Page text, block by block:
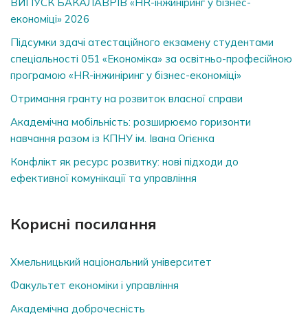
економіці» 2026
Підсумки здачі атестаційного екзамену студентами
спеціальності 051 «Економіка» за освітньо-професійною
програмою «HR-інжиніринг у бізнес-економіці»
Отримання гранту на розвиток власної справи
Академічна мобільність: розширюємо горизонти
навчання разом із КПНУ ім. Івана Огієнка
Конфлікт як ресурс розвитку: нові підходи до
ефективної комунікації та управління
Корисні посилання
Хмельницький національний університет
Факультет економіки і управління
Академічна доброчесність